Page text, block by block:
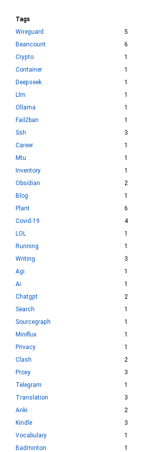
Tags
Wireguard
5
Beancount
6
Crypto
1
Container
1
Deepseek
1
Llm
1
Ollama
1
Fail2ban
1
Ssh
3
Career
1
Mtu
1
Inventory
1
Obsidian
2
Blog
1
Plant
6
Covid-19
4
LOL
1
Running
1
Writing
3
Agi
1
Ai
1
Chatgpt
2
Search
1
Sourcegraph
1
Miniflux
1
Privacy
1
Clash
2
Proxy
3
Telegram
1
Translation
3
Anki
2
Kindle
3
Vocabulary
1
Badminton
1